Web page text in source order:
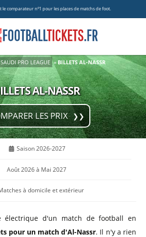
le comparateur nº1 pour les places de matchs de foot.
SAUDI PRO LEAGUE » BILLETS AL-NASSR
AL-NASSR
LES PRIX
Saison 2026-2027
Août 2026 à Mai 2027
à domicile et extérieur
électrique d'un match de football en
pour un match d'Al-Nassr. Il n'y a rien